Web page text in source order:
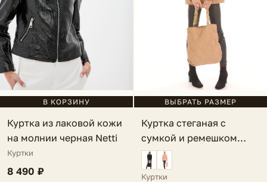
В КОРЗИНУ
Куртка из лаковой кожи
на молнии черная Netti
Куртки
8 490 ₽
ВЫБРАТЬ РАЗМЕР
Куртка стеганая с
сумкой и ремешком
светло-коричневая
Lauria
Куртки